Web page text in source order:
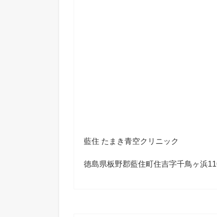
藍住 たまき青空クリニック
徳島県板野郡藍住町住吉字千鳥ヶ浜